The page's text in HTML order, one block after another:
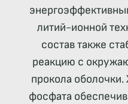
литий-ионной
состав также
реакцию с
прокола
фосфата